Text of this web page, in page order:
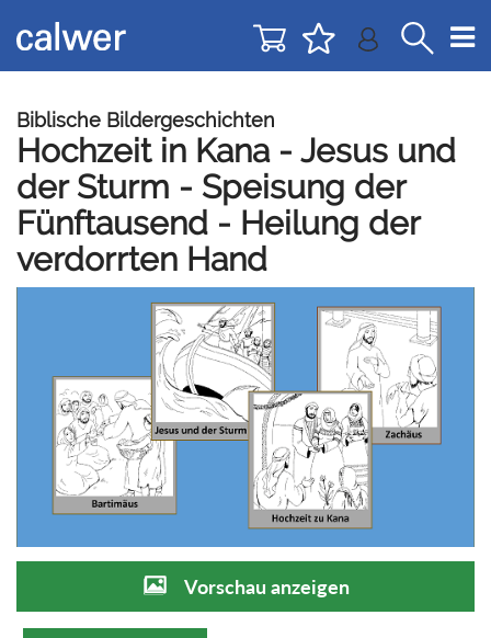
zur
Navigation
zum
Inhalt
Biblische Bildergeschichten
Hochzeit in Kana - Jesus und
der Sturm - Speisung der
Fünftausend - Heilung der
verdorrten Hand
Vorschau anzeigen